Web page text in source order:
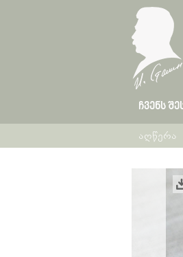
ᲩᲕᲔᲜᲡ
აღწერა